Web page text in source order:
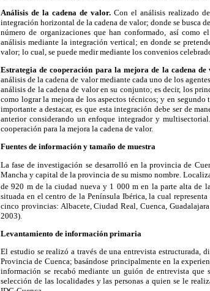
Análisis de la cadena de valor. Con el análisis realizado
integración horizontal de la cadena de valor; donde se busca
número de organizaciones que han conformado, así como
análisis mediante la integración vertical; en donde se
valor; lo cual, se puede medir mediante los convenios
Estrategia de cooperación para la mejora de la cadena de
análisis de la cadena de valor mediante cada uno de los
análisis de la cadena de valor en su conjunto; es decir, los
como lograr la mejora de los aspectos técnicos; y en
importante a destacar, es que esta integración debe ser de
anterior considerando un enfoque integrador y
cooperación para la mejora la cadena de valor.
Fuentes de información y tamaño de muestra
La fase de investigación se desarrolló en la provincia de
Mancha y capital de la provincia de su mismo nombre.
de 920 m de la ciudad nueva y 1 000 m en la parte alta de
situada en el centro de la Península Ibérica, la cual
cinco provincias: Albacete, Ciudad Real, Cuenca,
2003).
Levantamiento de información primaria
El estudio se realizó a través de una entrevista estructurada,
Provincia de Cuenca; basándose principalmente en la
información se recabó mediante un guión de entrevista que
selección de las localidades y las personas a quien se le